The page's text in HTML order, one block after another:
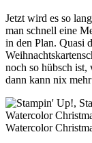
Jetzt wird es so
man schnell eine
in den Plan. Quasi
noch so hübsch ist,
dann kann nix